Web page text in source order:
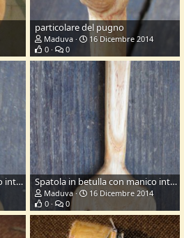
particolare del pugno
Maduva
16 Dicembre 2014
0
0
Spatola in betulla con manico intarsiato a pugno Spatola in betulla con manico intarsiato a pugno
Maduva
16 Dicembre 2014
0
0